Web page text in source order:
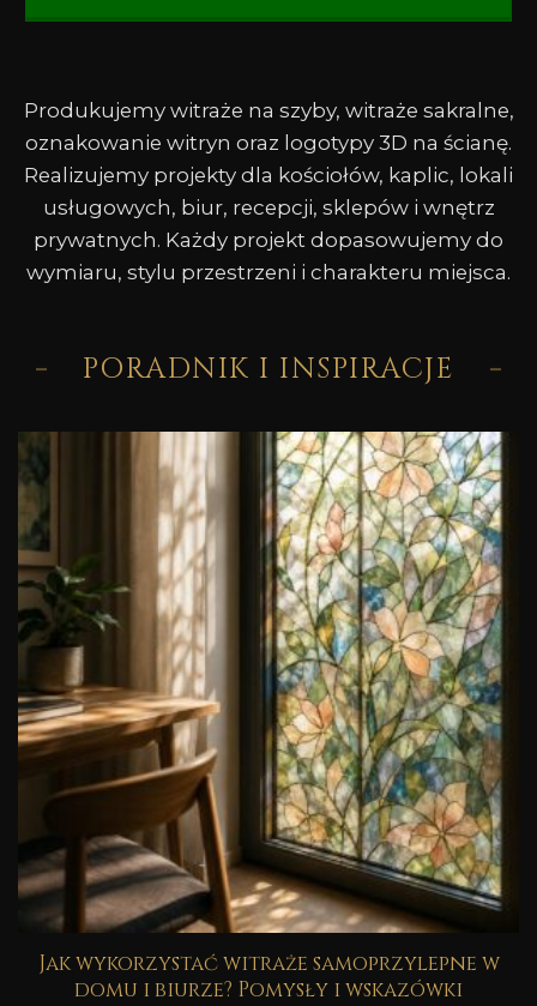
Produkujemy witraże na szyby, witraże sakralne,
oznakowanie witryn oraz logotypy 3D na ścianę.
Realizujemy projekty dla kościołów, kaplic, lokali
usługowych, biur, recepcji, sklepów i wnętrz
prywatnych. Każdy projekt dopasowujemy do
wymiaru, stylu przestrzeni i charakteru miejsca.
PORADNIK I INSPIRACJE
Jak wykorzystać witraże samoprzylepne w
domu i biurze? Pomysły i wskazówki